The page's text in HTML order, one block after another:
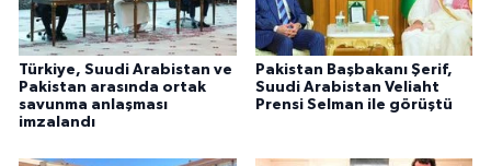
Türkiye, Suudi Arabistan ve
Pakistan arasında ortak
savunma anlaşması
imzalandı
Pakistan Başbakanı Şerif,
Suudi Arabistan Veliaht
Prensi Selman ile görüştü